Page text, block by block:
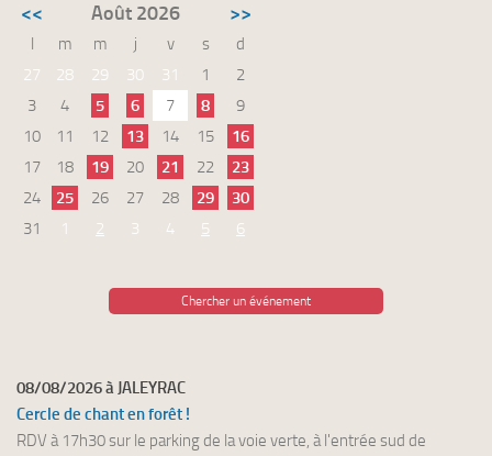
<< Août 2026 >>
l m m j v s
d
27
28 29 30 31 1
2
3
4 5 6 7 8
9
10
11 12 13 14 15
16
17
18 19 20 21 22
23
24
25 26 27 28 29
30
31
1 2 3 4 5 6
Chercher un événement
08/08/2026 à JALEYRAC
Cercle de chant en forêt !
RDV à 17h30 sur le parking de la voie verte, à l'entrée sud de